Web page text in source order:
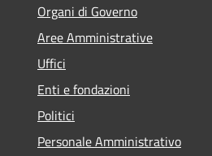
Organi di Governo
Aree Amministrative
Uffici
Enti e fondazioni
Politici
Personale Amministrativo